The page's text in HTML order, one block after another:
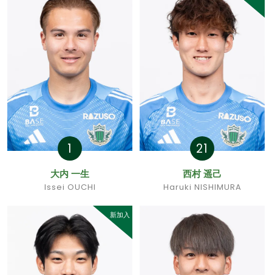
1
大内 一生
Issei OUCHI
21
西村 遥己
Haruki NISHIMURA
新加入